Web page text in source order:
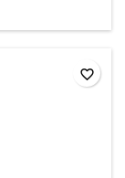
favorite_border